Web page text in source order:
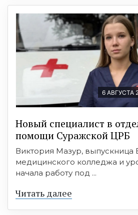
6 АВГУСТА
Новый специалист в
помощи Суражской ЦРБ
Виктория Мазур, выпускница
медицинского колледжа и
начала работу под ...
Читать далее